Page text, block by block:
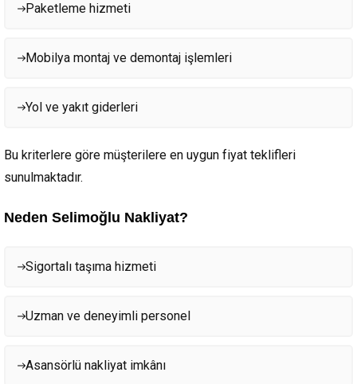
Paketleme hizmeti
Mobilya montaj ve demontaj işlemleri
Yol ve yakıt giderleri
Bu kriterlere göre müşterilere en uygun fiyat teklifleri
sunulmaktadır.
Neden Selimoğlu Nakliyat?
Sigortalı taşıma hizmeti
Uzman ve deneyimli personel
Asansörlü nakliyat imkânı